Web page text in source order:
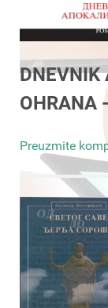
DNEVNIK
OHRANA
Preuzmite